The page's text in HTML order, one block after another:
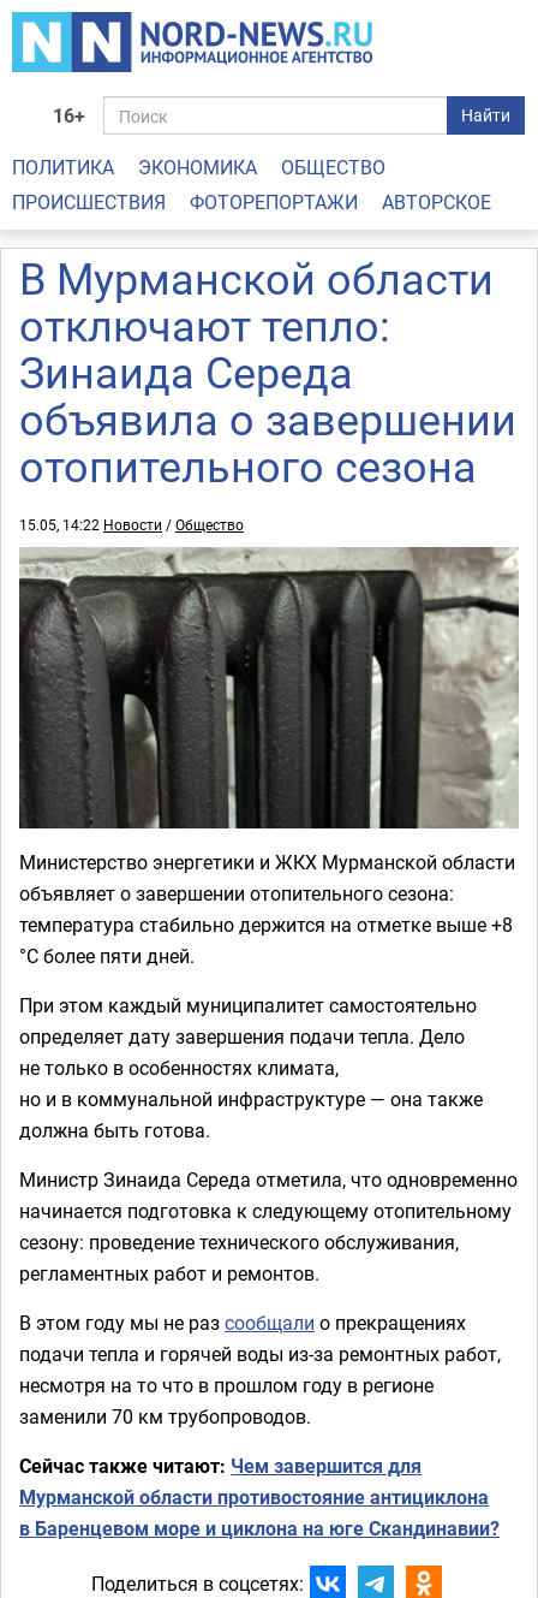
16+ Найти
ПОЛИТИКА ЭКОНОМИКА
ОБЩЕСТВО
ПРОИСШЕСТВИЯ
ФОТОРЕПОРТАЖИ АВТОРСКОЕ
В Мурманской области
отключают тепло:
Зинаида Середа
объявила о завершении
отопительного сезона
15.05, 14:22 Новости /Общество
Министерство энергетики и ЖКХ Мурманской области
объявляет о завершении отопительного сезона:
температура стабильно держится на отметке выше +8
°C более пяти дней.
При этом каждый муниципалитет самостоятельно
определяет дату завершения подачи тепла. Дело
не только в особенностях климата,
но и в коммунальной инфраструктуре — она также
должна быть готова.
Министр Зинаида Середа отметила, что одновременно
начинается подготовка к следующему отопительному
сезону: проведение технического обслуживания,
регламентных работ и ремонтов.
В этом году мы не разсообщали о прекращениях
подачи тепла и горячей воды из-за ремонтных работ,
несмотря на то что в прошлом году в регионе
заменили 70 км трубопроводов.
Сейчас также читают: Чем завершится для
Мурманской области противостояние антициклона
в Баренцевом море и циклона на юге Скандинавии?
Поделиться в соцсетях: